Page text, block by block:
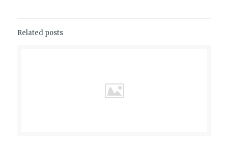
Related posts